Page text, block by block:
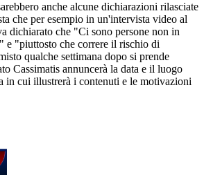
anche alcune dichiarazioni rilasciate
che per esempio in un'intervista video al
dichiarato che "Ci sono persone non in
e "piuttosto che correre il rischio di
qualche settimana dopo si prende
Cassimatis annuncerà la data e il luogo
in cui illustrerà i contenuti e le motivazioni